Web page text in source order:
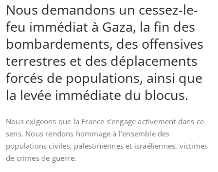
Nous demandons un cessez-le-
feu immédiat à Gaza, la fin des
bombardements, des offensives
terrestres et des déplacements
forcés de populations, ainsi que
la levée immédiate du blocus.
Nous exigeons que la France s’engage activement dans ce
sens. Nous rendons hommage à l’ensemble des
populations civiles, palestiniennes et israéliennes, victimes
de crimes de guerre.